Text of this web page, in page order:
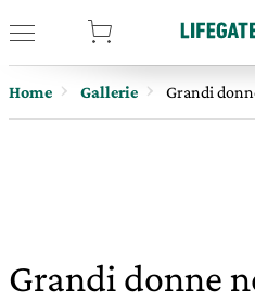
Home Gallerie Grandi
Grandi donne